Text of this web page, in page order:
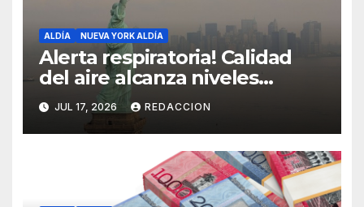
ALDÍA NUEVA YORK ALDÍA
Alerta respiratoria! Calidad
del aire alcanza niveles
peligrosos en NYC
JUL 17, 2026 REDACCION